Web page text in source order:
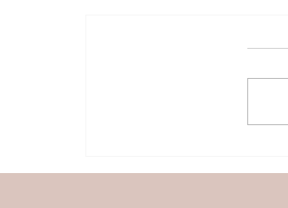
| ראש חודש אב